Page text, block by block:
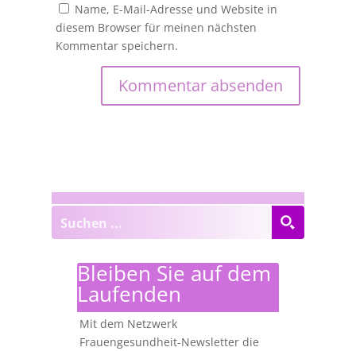
Name, E-Mail-Adresse und Website in
diesem Browser für meinen nächsten
Kommentar speichern.
Bleiben Sie auf dem
Laufenden
Mit dem Netzwerk
Frauengesundheit-Newsletter die